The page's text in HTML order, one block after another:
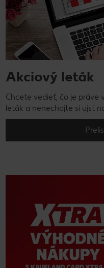
Akciový leták
Chcete vedieť, čo je práve
leták a nenechajte si ujsť